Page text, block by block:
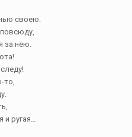
своею.
за нею.
то,
и ругая…